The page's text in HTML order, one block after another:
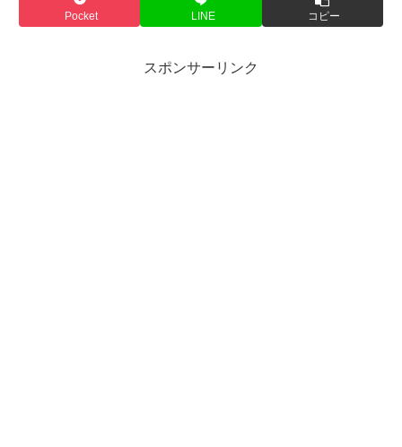
Pocket LINE コピー
スポンサーリンク